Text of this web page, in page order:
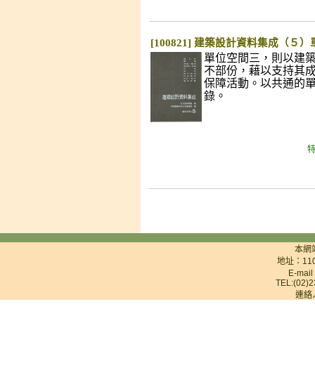
[100821] 建築設計資料集成（５
單位空間三，則以建
不部份，藉以支持其
保障活動。以共通的
錄。
本網
地址：
E-
連絡